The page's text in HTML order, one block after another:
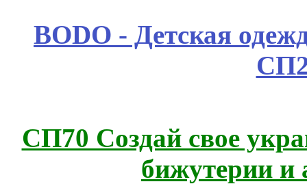
BODO - Детская
СП70 Создай свое
бижутерии и